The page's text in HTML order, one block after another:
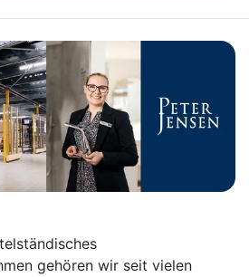
gehören wir seit vielen